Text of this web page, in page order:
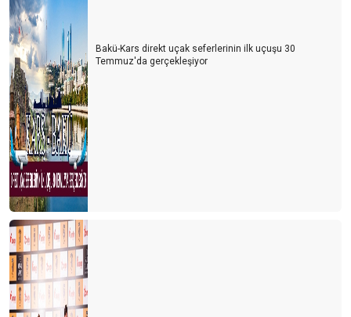
Bakü-Kars direkt uçak seferlerinin ilk uçuşu 30
Temmuz'da gerçekleşiyor